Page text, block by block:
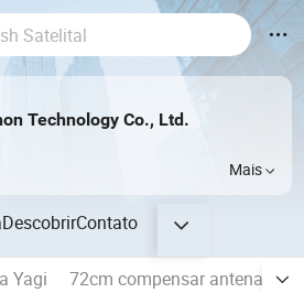
Technology Co., Ltd.
Mais
DescobrirContato
Yagi
72cm compensar antena